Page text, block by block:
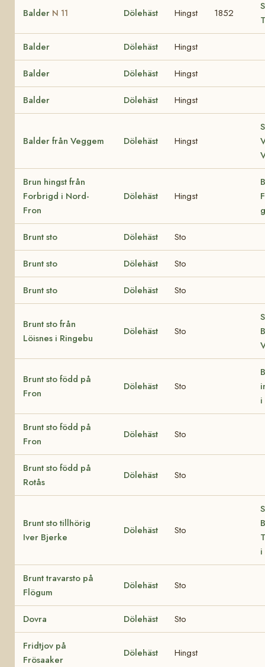
Balder N 11 Dölehäst Hingst 1852
Balder Dölehäst Hingst
Balder Dölehäst Hingst
Balder Dölehäst Hingst
Balder från Veggem Dölehäst Hingst
Brun hingst från
Forbrigd i Nord-
Fron
Dölehäst Hingst
Brunt sto Dölehäst Sto
Brunt sto Dölehäst Sto
Brunt sto Dölehäst Sto
Brunt sto från
Löisnes i Ringebu
Dölehäst Sto
Brunt sto född på
Fron
Dölehäst Sto
i
Brunt sto född på
Fron
Dölehäst Sto
Brunt sto född på
Rotås
Dölehäst Sto
Brunt sto tillhörig
Iver Bjerke
Dölehäst Sto
i
Brunt travarsto på
Flögum
Dölehäst Sto
Dovra Dölehäst Sto
Fridtjov på
Frösaaker
Dölehäst Hingst